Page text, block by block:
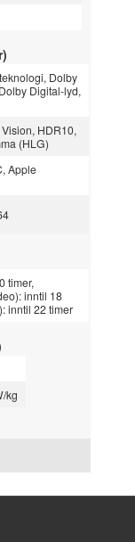
Dolby
Digital-lyd,
HDR10,
(HLG)
Apple
timer,
inntil 18
inntil 22 timer
kg